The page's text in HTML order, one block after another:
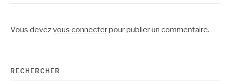
Vous devezvous connecterpour publier un commentaire.
RECHERCHER